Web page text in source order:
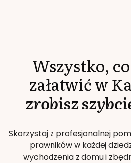
Wszystko,
załatwić w
zrobisz
Skorzystaj z profesjonalnej
prawników w każdej
wychodzenia z domu i